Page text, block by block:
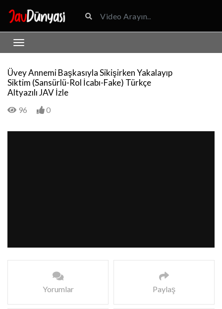
Üvey Annemi Başkasıyla Sikişirken Yakalayıp
Siktim (Sansürlü-Rol İcabı-Fake) Türkçe
Altyazılı JAV İzle
96 0
Yorumlar Paylaş